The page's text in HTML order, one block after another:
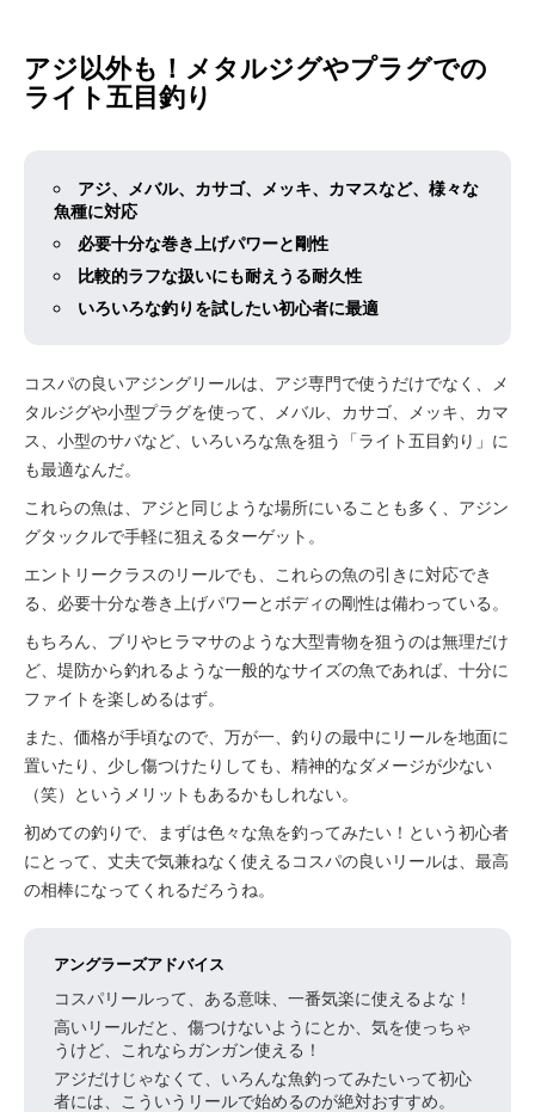
アジ以外も！メタルジグやプラグでの
ライト五目釣り
アジ、メバル、カサゴ、メッキ、カマスなど、様々な
魚種に対応
必要十分な巻き上げパワーと剛性
比較的ラフな扱いにも耐えうる耐久性
いろいろな釣りを試したい初心者に最適
コスパの良いアジングリールは、アジ専門で使うだけでなく、メ
タルジグや小型プラグを使って、メバル、カサゴ、メッキ、カマ
ス、小型のサバなど、いろいろな魚を狙う「ライト五目釣り」に
も最適なんだ。
これらの魚は、アジと同じような場所にいることも多く、アジン
グタックルで手軽に狙えるターゲット。
エントリークラスのリールでも、これらの魚の引きに対応でき
る、必要十分な巻き上げパワーとボディの剛性は備わっている。
もちろん、ブリやヒラマサのような大型青物を狙うのは無理だけ
ど、堤防から釣れるような一般的なサイズの魚であれば、十分に
ファイトを楽しめるはず。
また、価格が手頃なので、万が一、釣りの最中にリールを地面に
置いたり、少し傷つけたりしても、精神的なダメージが少ない
（笑）というメリットもあるかもしれない。
初めての釣りで、まずは色々な魚を釣ってみたい！という初心者
にとって、丈夫で気兼ねなく使えるコスパの良いリールは、最高
の相棒になってくれるだろうね。
アングラーズアドバイス
コスパリールって、ある意味、一番気楽に使えるよな！
高いリールだと、傷つけないようにとか、気を使っちゃ
うけど、これならガンガン使える！
アジだけじゃなくて、いろんな魚釣ってみたいって初心
者には、こういうリールで始めるのが絶対おすすめ。